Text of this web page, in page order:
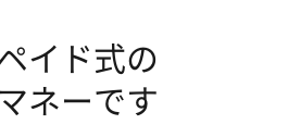
イド式の
ネーです